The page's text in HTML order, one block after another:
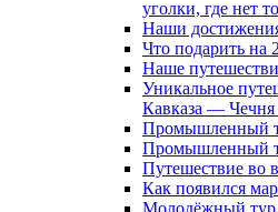
уголки, где нет
Наши
Что подарить на
Наше
Уникальное
Кавказа — Чечня
Промышленный
Промышленный
Путешествие во
Как появился
Молодёжный тур